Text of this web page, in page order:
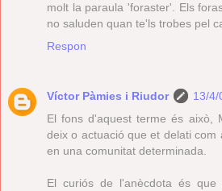
molt la paraula 'foraster'. Els
no saluden quan te'ls trobes pel
Respon
Víctor Pàmies i Riudor
13/4/
El fons d'aquest terme és això,
deix o actuació que et delati
en una comunitat determinada.
El curiós de l'anècdota és